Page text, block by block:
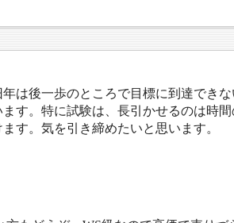
は後一歩のところで目標に到達でき
す。特に試験は、長引かせるのは時
す。気を引き締めたいと思います。